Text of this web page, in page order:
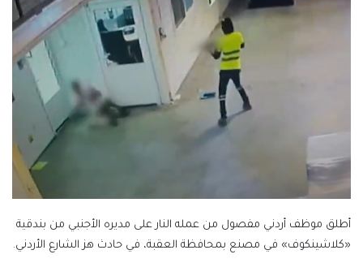
إلكترونيا
أطلق موظف أردني مفصول من عمله النار على مديره الأجنبي من بندقية
«كلاشينكوف» في مصنع بمحافظة العقبة، في حادث هز الشارع الأردني.